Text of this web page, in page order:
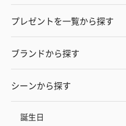
（2,580円）
愛らしいぬいぐるみを同梱し
誕生日・記念日・出産祝い
プレゼントを一覧から探す
ブランドから探す
シーンから探す
誕生日